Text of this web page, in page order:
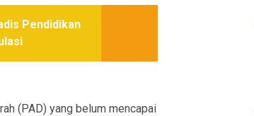
Pendidikan
(PAD) yang belum mencapai